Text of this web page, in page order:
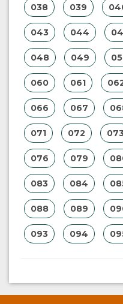
038 039
043 044
048 049
060 061
066 067
071 072
076 079
083 084
088 089
093 094